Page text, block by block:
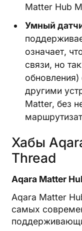
Matter Hub
Умный
означает,
связи, но
другими
Matter, без
Хабы
Thread
Aqara Matter
Aqara Matter
самых